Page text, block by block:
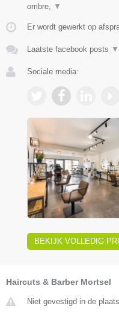
ombre,
▼
Er wordt gewerkt op
Laatste facebook posts ▼
Sociale media:
BEKIJK VOLLEDIG
Haircuts & Barber Mortsel
Niet gevestigd in de